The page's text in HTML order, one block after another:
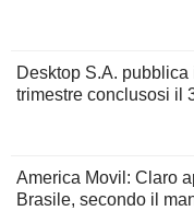
Desktop S.A.
trimestre conclusosi il
America Movil: Claro
Brasile, secondo il